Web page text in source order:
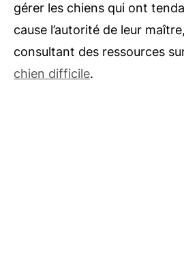
gérer les chiens qui ont
cause l’autorité de leur
consultant des ressources sur
chien difficile.